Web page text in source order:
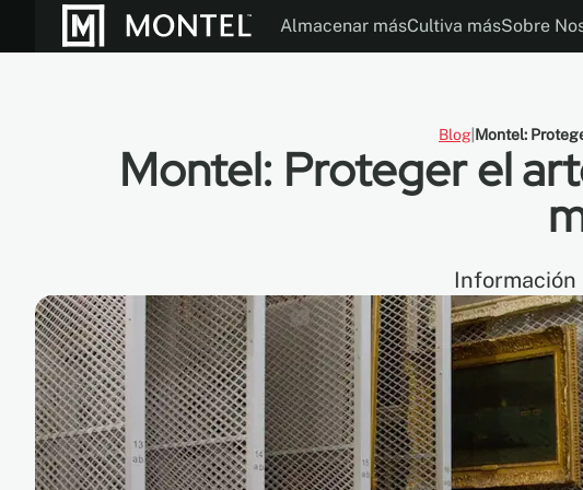
Almacenar másCultiva másSobre
Blog Montel:
Montel: Proteger el
Información